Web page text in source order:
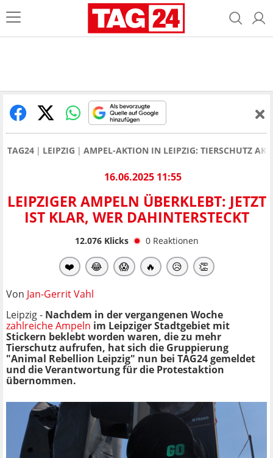
TAG24 LEIPZIG AMPEL-AKTION IN LEIPZIG: TIERSCHUTZ
16.06.2025 11:55
LEIPZIGER AMPELN ÜBERKLEBT: JETZT
IST KLAR, WER DAHINTERSTECKT
12.076Klicks 0 Reaktionen
❤️ 😂 😱 🔥 😥 👏
Von Jan-Gerrit Vahl
Leipzig - Nachdem in der vergangenen Woche
zahlreiche Ampeln im Leipziger Stadtgebiet mit
Stickern beklebt worden waren, die zu mehr
Tierschutz aufrufen, hat sich die Gruppierung
"Animal Rebellion Leipzig" nun bei TAG24 gemeldet
und die Verantwortung für die Protestaktion
übernommen.